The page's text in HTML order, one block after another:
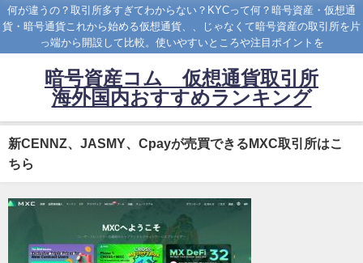
何が違うの？取引所多すぎてわからない？KYCって何？暗号資産・仮想通
貨・暗号通貨これから始める仮想通貨、、じゃなくて暗号資産の取引所を片
っ端から開設して比較。使いやすいところや注目ポイントを
暗号資産コム 仮想通貨取引所
海外国内おすすめランキング
新CENNZ、JASMY、Cpayが売買できるMXC取引所はこ
ちら